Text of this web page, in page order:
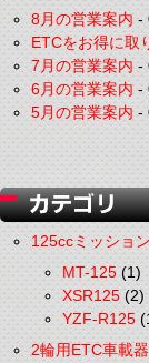
8月の営業案内-
ETCをお得に取
7月の営業案内-
6月の営業案内-
5月の営業案内-
125ccミッショ
MT-125(1)
XSR125(2)
YZF-R125
2輪用ETC車載器